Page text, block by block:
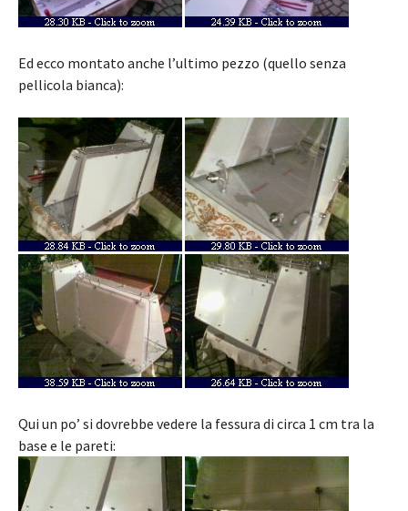
Ed ecco montato anche l’ultimo pezzo (quello senza
pellicola bianca):
Qui un po’ si dovrebbe vedere la fessura di circa 1 cm tra la
base e le pareti: